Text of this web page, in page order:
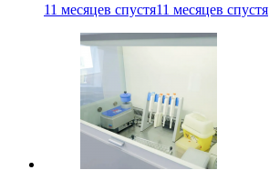
11 месяцев спустя11 месяцев спустя